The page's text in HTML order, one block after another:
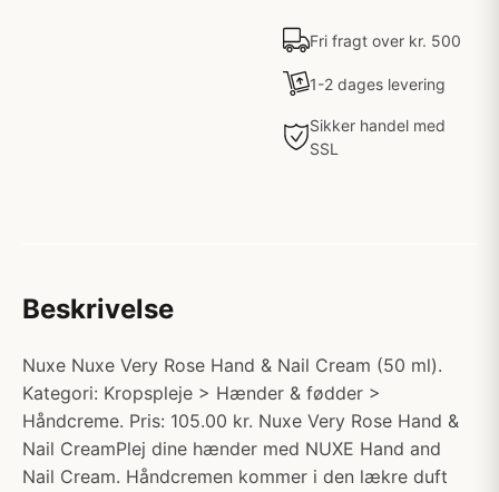
Fri fragt over kr. 500
1-2 dages levering
Sikker handel med
SSL
Beskrivelse
Nuxe Nuxe Very Rose Hand & Nail Cream (50 ml).
Kategori: Kropspleje > Hænder & fødder >
Håndcreme. Pris: 105.00 kr. Nuxe Very Rose Hand &
Nail CreamPlej dine hænder med NUXE Hand and
Nail Cream. Håndcremen kommer i den lækre duft